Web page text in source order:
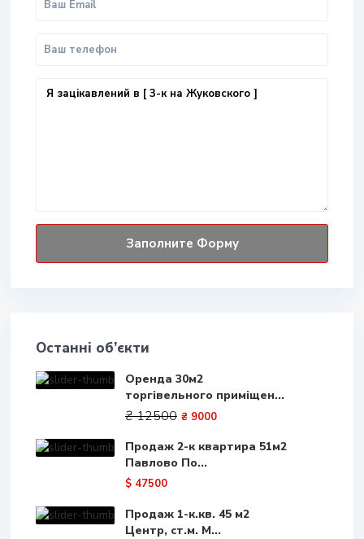
Останні об’єкти
Оренда 30м2
торгівельного приміщен...
₴ 12500 ₴ 9000
Продаж 2-к квартира 51м2
Павлово По...
$ 47500
Продаж 1-к.кв. 45 м2
Центр, ст.м. М...